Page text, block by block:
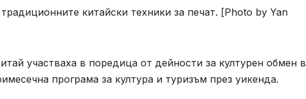
китайски техники за печат. [Photo by Yan
участваха в поредица от дейности за културен обмен в
програма за култура и туризъм през уикенда.